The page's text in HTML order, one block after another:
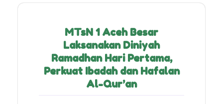
MTsN 1 Aceh Besar
Laksanakan Diniyah
Ramadhan Hari Pertama,
Perkuat Ibadah dan Hafalan
Al-Qur’an